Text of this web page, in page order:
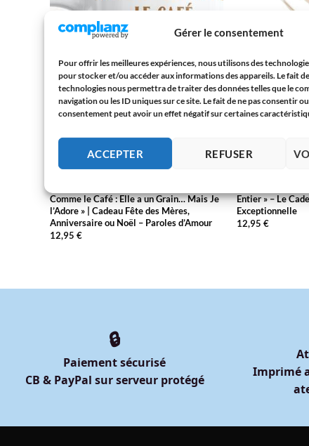
Gérer le consentement
Pour offrir les meilleures expériences, nous utilisons des
pour stocker et/ou accéder aux informations des appareils. Le fait
technologies nous permettra de traiter des données telles que le
navigation ou les ID uniques sur ce site. Le fait de ne pas consentir
consentement peut avoir un effet négatif sur certaines
ACCEPTER REFUSER
À LA
D’ENVIES
Comme le Café : Elle a un Grain… Mais Je
l’Adore » | Cadeau Fête des Mères,
Anniversaire ou Noël – Paroles d’Amour
12,95 €
Entier » – Le
Exceptionnelle
12,95€
🔒
Paiement sécurisé
CB & PayPal sur serveur protégé
Imprimé